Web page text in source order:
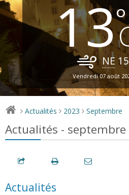
13
NE 15
Vendredi 07 août
> Actualités > 2023 > Septembre
Actualités - septembre
Actualités